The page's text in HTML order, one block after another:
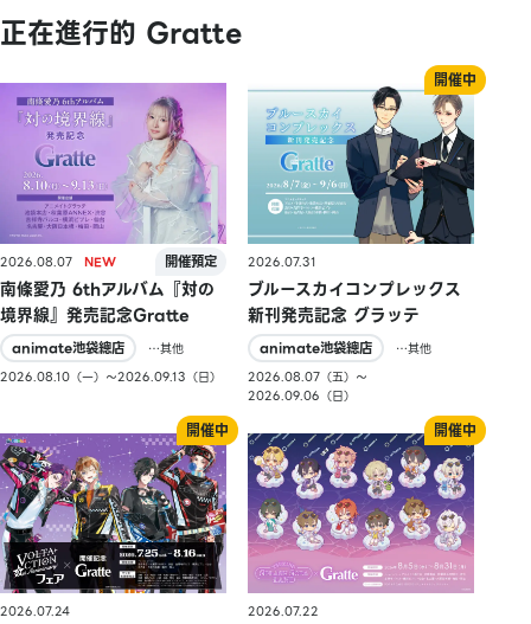
正在進行的 Gratte
2026.08.07
南條愛乃 6thアルバム『対の
境界線』発売記念Gratte
animate池袋總店
…其他
2026.08.10（一）〜2026.09.13（日）
2026.07.31
ブルースカイコンプレックス
新刊発売記念 グラッテ
animate池袋總店
…其他
2026.08.07（五）〜
2026.09.06（日）
2026.07.24 2026.07.22